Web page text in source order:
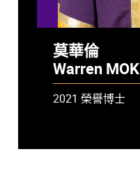
莫華倫
Warren MOK
2021 榮譽博士